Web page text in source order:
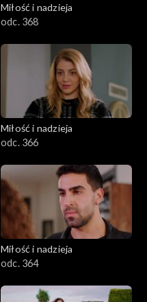
Miłość i nadzieja
odc. 368
Miłość i nadzieja
odc. 366
Miłość i nadzieja
odc. 364